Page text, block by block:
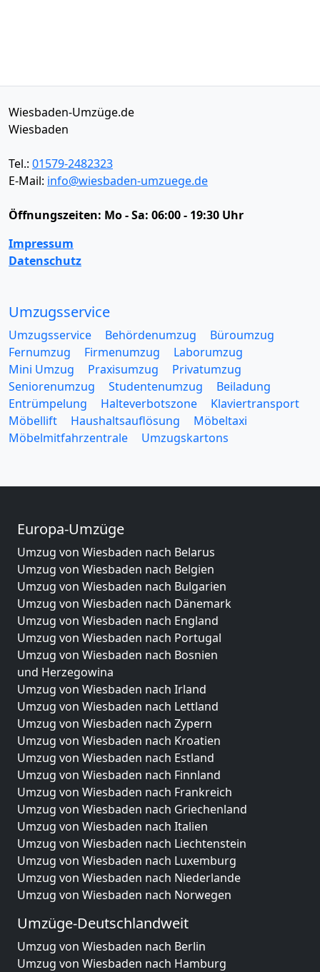
Wiesbaden-Umzüge.de
Wiesbaden
Tel.: 01579-2482323
E-Mail: info@wiesbaden-umzuege.de
Öffnungszeiten: Mo - Sa: 06:00 - 19:30 Uhr
Impressum
Datenschutz
Umzugsservice
Umzugsservice Behördenumzug
Büroumzug
Fernumzug
Firmenumzug
Laborumzug
Mini Umzug
Praxisumzug
Privatumzug
Seniorenumzug
Studentenumzug
Beiladung
Entrümpelung
Halteverbotszone
Klaviertransport
Möbellift
Haushaltsauflösung
Möbeltaxi
Möbelmitfahrzentrale
Umzugskartons
Europa-Umzüge
Umzug von Wiesbaden nach Belarus
Umzug von Wiesbaden nach Belgien
Umzug von Wiesbaden nach Bulgarien
Umzug von Wiesbaden nach Dänemark
Umzug von Wiesbaden nach England
Umzug von Wiesbaden nach Portugal
Umzug von Wiesbaden nach Bosnien
und Herzegowina
Umzug von Wiesbaden nach Irland
Umzug von Wiesbaden nach Lettland
Umzug von Wiesbaden nach Zypern
Umzug von Wiesbaden nach Kroatien
Umzug von Wiesbaden nach Estland
Umzug von Wiesbaden nach Finnland
Umzug von Wiesbaden nach Frankreich
Umzug von Wiesbaden nach Griechenland
Umzug von Wiesbaden nach Italien
Umzug von Wiesbaden nach Liechtenstein
Umzug von Wiesbaden nach Luxemburg
Umzug von Wiesbaden nach Niederlande
Umzug von Wiesbaden nach Norwegen
Umzüge-Deutschlandweit
Umzug von Wiesbaden nach Berlin
Umzug von Wiesbaden nach Hamburg